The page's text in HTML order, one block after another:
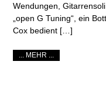
Wendungen,
„open G Tuning“, ein
Cox bedient […]
... MEHR ...